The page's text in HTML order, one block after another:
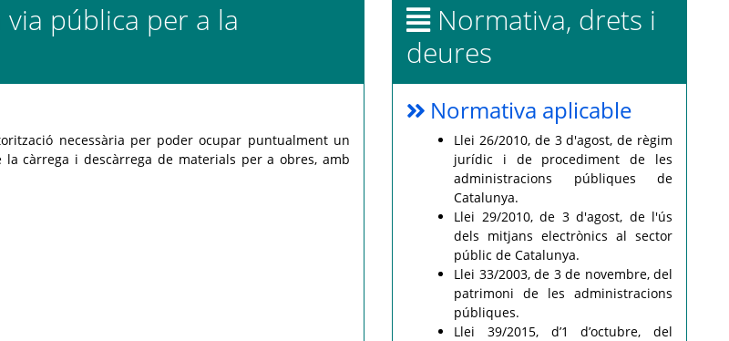
pública per a la
necessària per poder ocupar puntualment un
càrrega i descàrrega de materials per a obres, amb
Normativa, drets i
deures
Normativa aplicable
Llei 26/2010, de 3 d'agost, de règim
jurídic i de procediment de les
administracions públiques de
Catalunya.
Llei 29/2010, de 3 d'agost, de l'ús
dels mitjans electrònics al sector
públic de Catalunya.
Llei 33/2003, de 3 de novembre, del
patrimoni de les administracions
públiques.
Llei 39/2015, d’1 d’octubre, del